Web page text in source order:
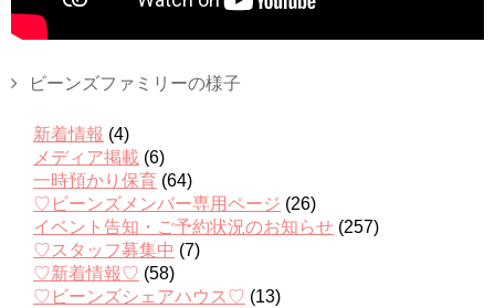
ビーンズファミリーの様子
新着情報 (4)
メディア掲載 (6)
一時預かり保育 (64)
♡ビーンズメンバー専用ページ (26)
イベント告知・ご予約状況のお知らせ (257)
♡スタッフ募集中 (7)
♡新着情報♡ (58)
♡ビーンズシェアハウス♡ (13)